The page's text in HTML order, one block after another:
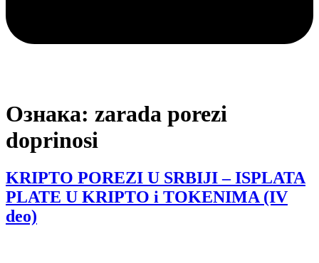
Ознака: zarada porezi
doprinosi
KRIPTO POREZI U SRBIJI – ISPLATA
PLATE U KRIPTO i TOKENIMA (IV
deo)